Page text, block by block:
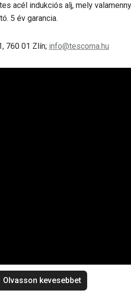
acél indukciós alj, mely
5 év garancia.
760 01 Zlín; info@tescoma.hu
Olvasson kevesebbet